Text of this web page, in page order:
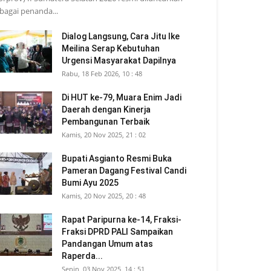
penanda...
Dialog Langsung, Cara Jitu Ike
Meilina Serap Kebutuhan
Urgensi Masyarakat Dapilnya
Rabu, 18 Feb 2026, 10 : 48
Di HUT ke-79, Muara Enim Jadi
Daerah dengan Kinerja
Pembangunan Terbaik
Kamis, 20 Nov 2025, 21 : 02
Bupati Asgianto Resmi Buka
Pameran Dagang Festival Candi
Bumi Ayu 2025
Kamis, 20 Nov 2025, 20 : 48
Rapat Paripurna ke-14, Fraksi-
Fraksi DPRD PALI Sampaikan
Pandangan Umum atas
Raperda...
Senin, 03 Nov 2025, 14 : 51